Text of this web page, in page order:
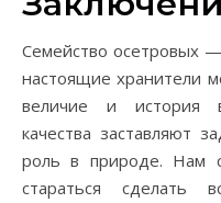
Семейство осетровых
настоящие хранители
величие и история
качества заставляют
роль в природе. Нам
стараться сделать